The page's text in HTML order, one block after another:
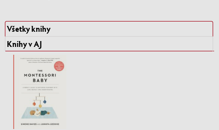
Všetky knihy
Knihy v AJ